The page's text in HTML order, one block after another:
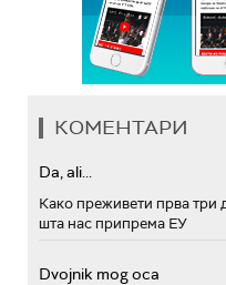
КОМЕНТАРИ
Da, ali...
Како преживети прва три
шта нас припрема ЕУ
Dvojnik mog oca